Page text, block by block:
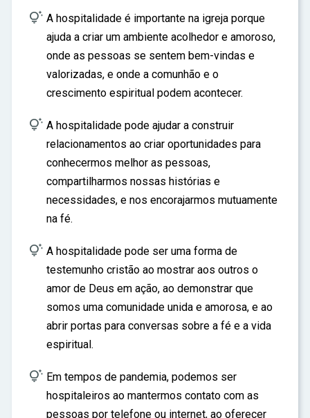
 A hospitalidade é importante na igreja porque
ajuda a criar um ambiente acolhedor e amoroso,
onde as pessoas se sentem bem-vindas e
valorizadas, e onde a comunhão e o
crescimento espiritual podem acontecer.
 A hospitalidade pode ajudar a construir
relacionamentos ao criar oportunidades para
conhecermos melhor as pessoas,
compartilharmos nossas histórias e
necessidades, e nos encorajarmos mutuamente
na fé.
 A hospitalidade pode ser uma forma de
testemunho cristão ao mostrar aos outros o
amor de Deus em ação, ao demonstrar que
somos uma comunidade unida e amorosa, e ao
abrir portas para conversas sobre a fé e a vida
espiritual.
 Em tempos de pandemia, podemos ser
hospitaleiros ao mantermos contato com as
pessoas por telefone ou internet, ao oferecer